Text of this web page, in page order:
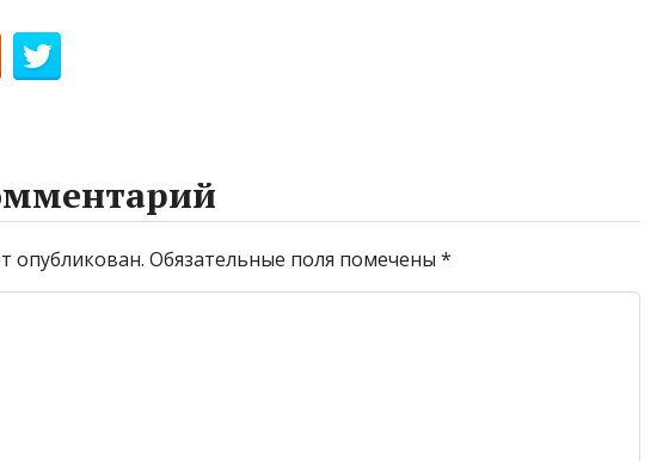
опубликован. Обязательные поля помечены *